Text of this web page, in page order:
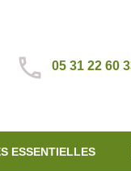
05 31 22 60
ESSENTIELLES